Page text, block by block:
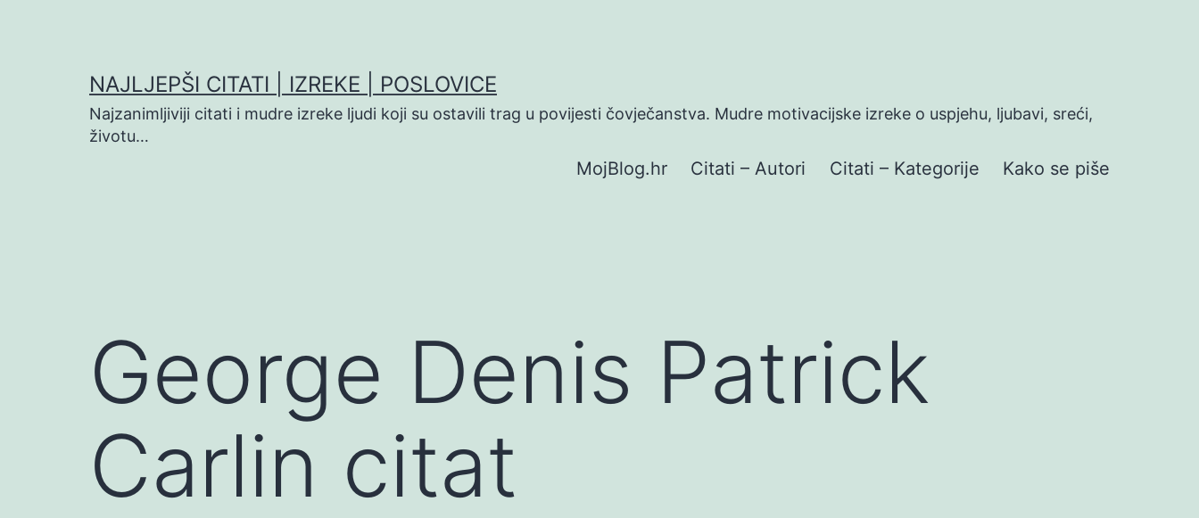
NAJLJEPŠI CITATI | IZREKE | POSLOVICE
Najzanimljiviji citati i mudre izreke ljudi koji su ostavili trag u povijesti čovječanstva. Mudre motivacijske izreke o uspjehu, ljubavi, sreći,
životu…
MojBlog.hr Citati – Autori Citati – Kategorije Kako se piše
George Denis Patrick
Carlin citat